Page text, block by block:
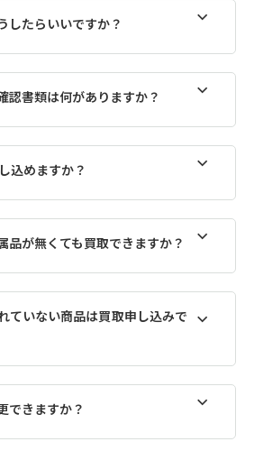
したらいいですか？
認書類は何がありますか？
込めますか？
品が無くても買取できますか？
ていない商品は買取申し込みで
できますか？